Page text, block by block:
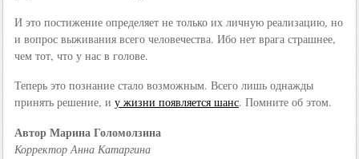
И это постижение определяет не только их личную реализацию, но
и вопрос выживания всего человечества. Ибо нет врага страшнее,
чем тот, что у нас в голове.
Теперь это познание стало возможным. Всего лишь однажды
принять решение, и у жизни появляется шанс. Помните об этом.
Автор Марина Голомолзина
Корректор Анна Катаргина